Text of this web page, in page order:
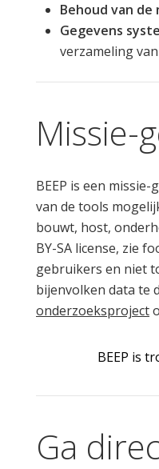
Behoud van
Gegevens
verzameling
Missie-
BEEP is een
van de tools
bouwt, host,
BY-SA license, zie
gebruikers en niet
bijenvolken data te
onderzoeksproject
BEEP is
Ga